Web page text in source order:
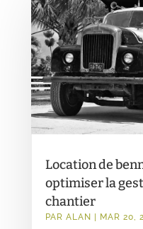
Location de
optimiser la
chantier
PAR ALAN | MAR 20,